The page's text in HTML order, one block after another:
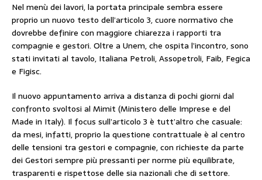
Nel menù dei lavori, la portata principale sembra essere
proprio un nuovo testo dell’articolo 3, cuore normativo che
dovrebbe definire con maggiore chiarezza i rapporti tra
compagnie e gestori. Oltre a Unem, che ospita l’incontro, sono
stati invitati al tavolo, Italiana Petroli, Assopetroli, Faib, Fegica
e Figisc.
Il nuovo appuntamento arriva a distanza di pochi giorni dal
confronto svoltosi al Mimit (Ministero delle Imprese e del
Made in Italy). Il focus sull’articolo 3 è tutt’altro che casuale:
da mesi, infatti, proprio la questione contrattuale è al centro
delle tensioni tra gestori e compagnie, con richieste da parte
dei Gestori sempre più pressanti per norme più equilibrate,
trasparenti e rispettose delle sia nazionali che di settore.